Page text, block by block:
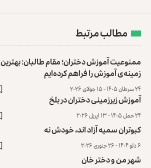
مطالب مرتبط
ممنوعیت آموزش دختران؛ مقام طالبان: بهترین
زمینه‌ی آموزش را فراهم کرده‌ایم
۲۴ سرطان ۱۴۰۵ - ۱۵ جولای ۲۰۲۶
آموزش زیرزمینی دختران در بلخ
۲۴ حمل ۱۴۰۵ - ۱۳ اپریل ۲۰۲۶
کبوتران سمیه آزاد اند، خودش نه
۶ دلو ۱۴۰۴ - ۲۶ جنوری ۲۰۲۶
شهر من و دختر خان